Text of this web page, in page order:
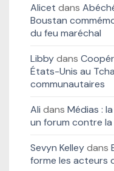
Alicet dans
Boustan
du feu maréchal
Libbydans
États-Unis au
communautaires
Ali dans Médias :
un forum contre
Sevyn Kelleydans
forme les acteurs